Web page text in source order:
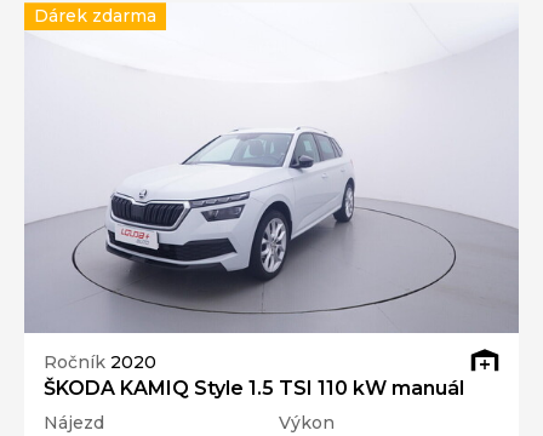
Ročník 2020
ŠKODA KAMIQ Style 1.5 TSI 110 kW manuál
Nájezd
Výkon
Dárek zdarma